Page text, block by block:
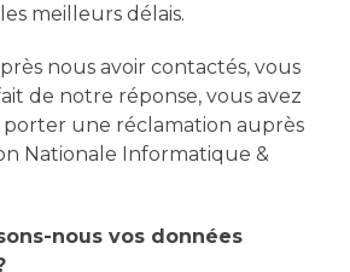
meilleurs délais.
nous avoir contactés, vous
de notre réponse, vous avez
porter une réclamation auprès
Nationale Informatique &
nous vos données